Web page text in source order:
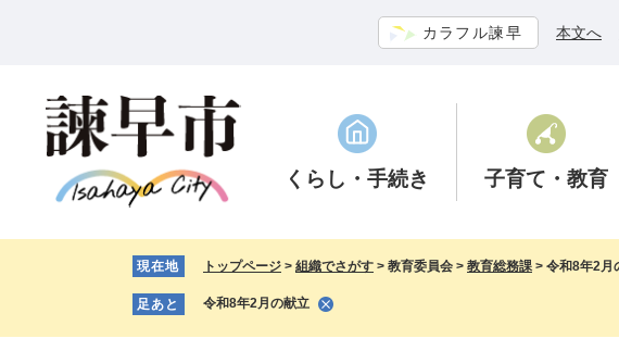
カラフル諫早 本文へ
くらし ・手続き 子育て ・教育
現在地 トップページ > 組織でさがす > 教育委員会 > 教育総務課 > 令和8年2月
足あと 令和8年2月の献立